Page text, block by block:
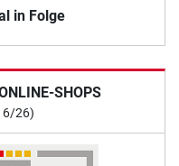
in Folge
SHOPS
26)